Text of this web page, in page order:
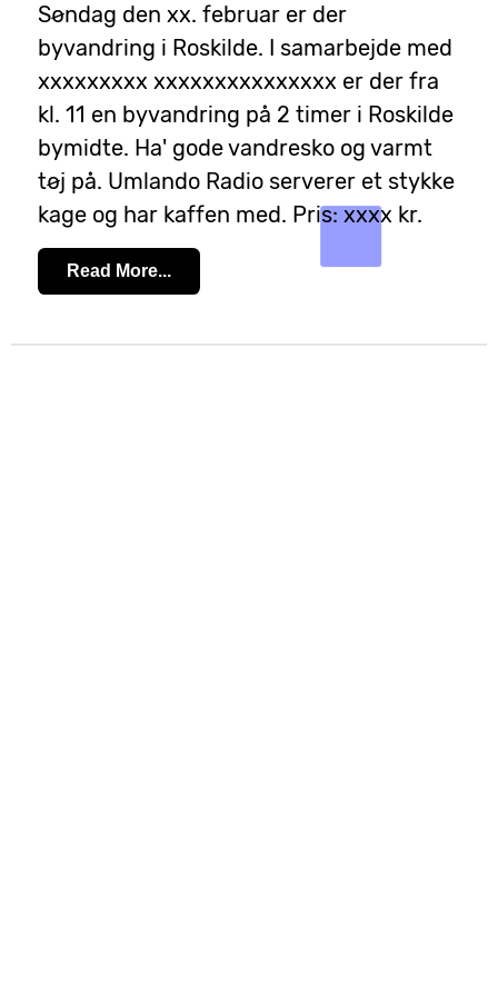
Søndag den xx. februar er der
byvandring i Roskilde. I samarbejde med
xxxxxxxxx xxxxxxxxxxxxxxx er der fra
kl. 11 en byvandring på 2 timer i Roskilde
bymidte. Ha' gode vandresko og varmt
tøj på. Umlando Radio serverer et stykke
kage og har kaffen med. Pris: xxxx kr.
Read More...